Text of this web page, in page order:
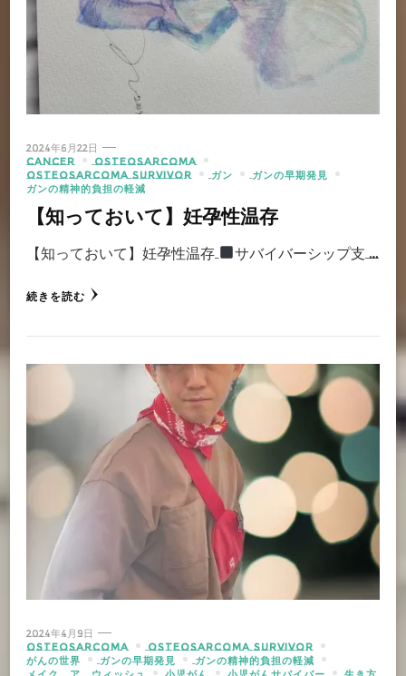
2024年6月22日
CANCER
OSTEOSARCOMA
OSTEOSARCOMA SURVIVOR
ガン
ガンの早期発見
ガンの精神的負担の軽減
【知っておいて】妊孕性温存
【知っておいて】妊孕性温存 サバイバーシップ支 …
続きを読む
2024年4月9日
OSTEOSARCOMA
OSTEOSARCOMA SURVIVOR
がんの世界
ガンの早期発見
ガンの精神的負担の軽減